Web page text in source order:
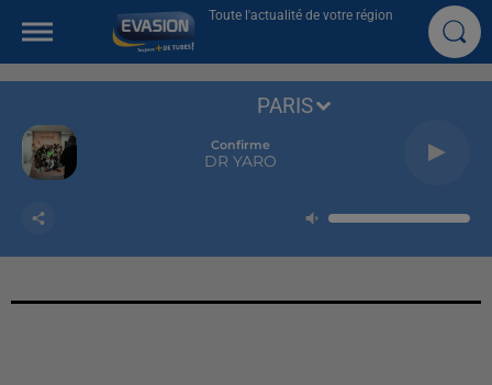
Toute l'actualité de votre région
Confirme
DR YARO
PARIS